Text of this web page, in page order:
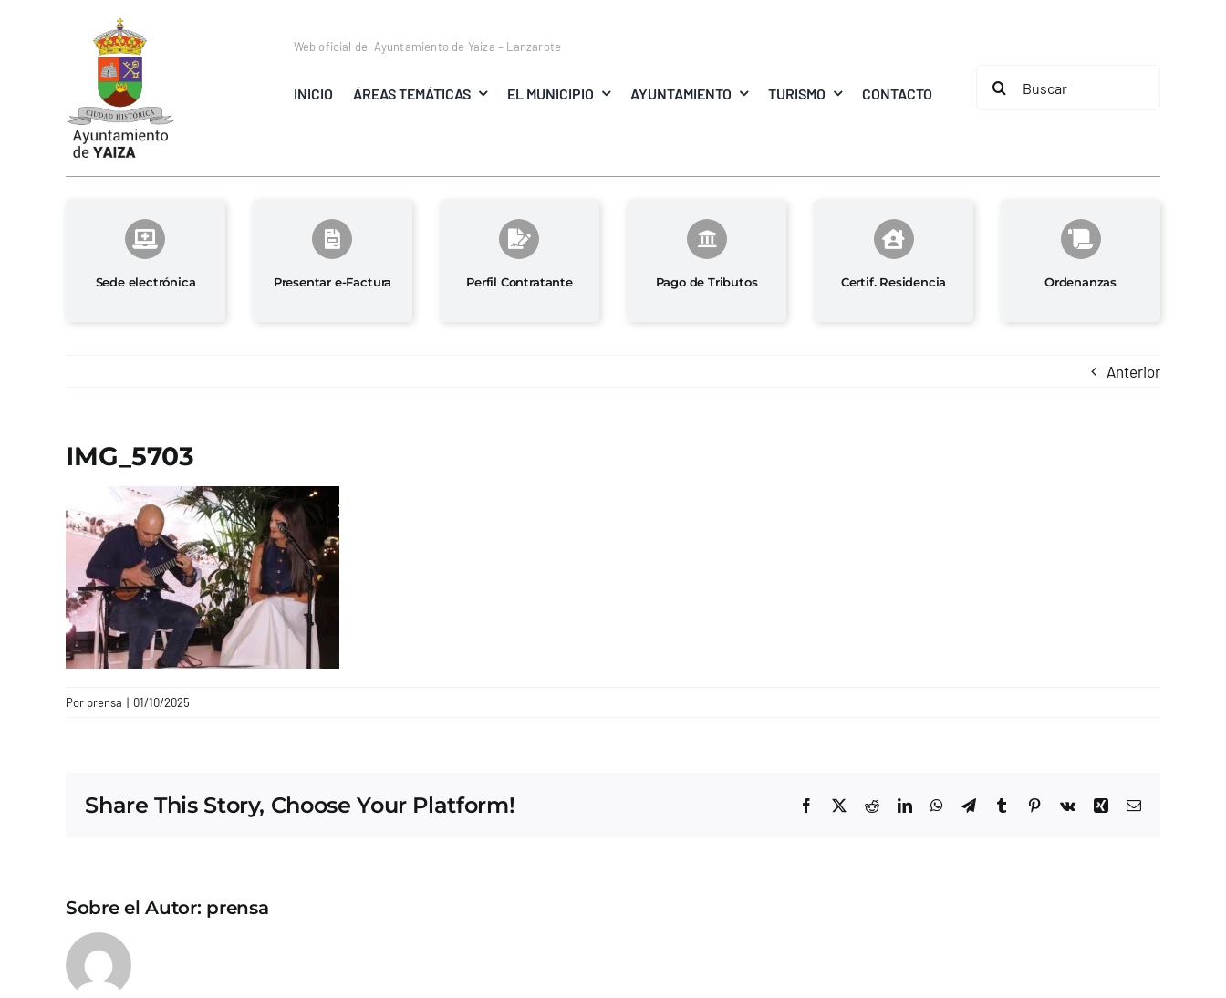
Web oficial del Ayuntamiento de Yaiza – Lanzarote
INICIO ÁREAS TEMÁTICAS EL MUNICIPIO AYUNTAMIENTO TURISMO CONTACTO
Buscar:
Sede electrónica Presentar e-Factura Perfil Contratante Pago de Tributos Certif. Residencia Ordenanzas
Anterior
IMG_5703
Por prensa | 01/10/2025
Share This Story, Choose Your Platform! Facebook
X RedditLinkedInWhatsApp
TelegramTumblrPinterest
Vk Xing Correo
Sobre el Autor: prensa